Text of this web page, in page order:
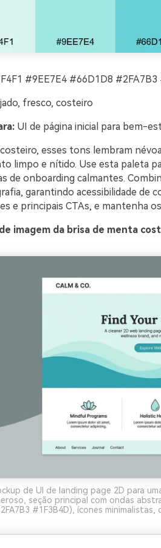
#9EE7E4 #66D1D8 #2FA7B3
fresco, costeiro
UI de página inicial para bem-
esses tons lembram
limpo e nítido. Use esta paleta
de onboarding calmantes.
garantindo acessibilidade de
e principais CTAs, e mantenha
imagem da brisa de menta
de UI de landing page 2D para
seção principal com ondas
#1F3B4D), ícones